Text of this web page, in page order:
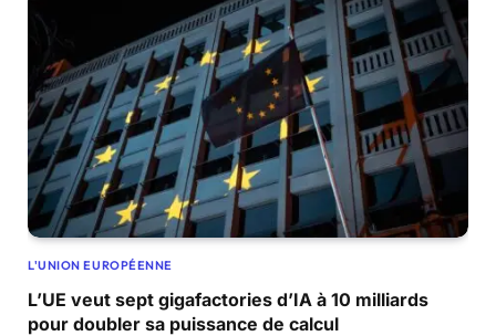
L'UNION EUROPÉENNE
L’UE veut sept gigafactories d’IA à 10 milliards
pour doubler sa puissance de calcul